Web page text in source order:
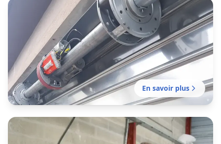
Contrat d'entretien préventif réalisé par notre
établissement local pour garantir le bon
fonctionnement de vos fermetures métalliques.
Motorisation rideau métallique
Castanet-Tolosan
Motorisation de votre rideau manuel existant
réalisée par notre établissement local pour
En savoir plus